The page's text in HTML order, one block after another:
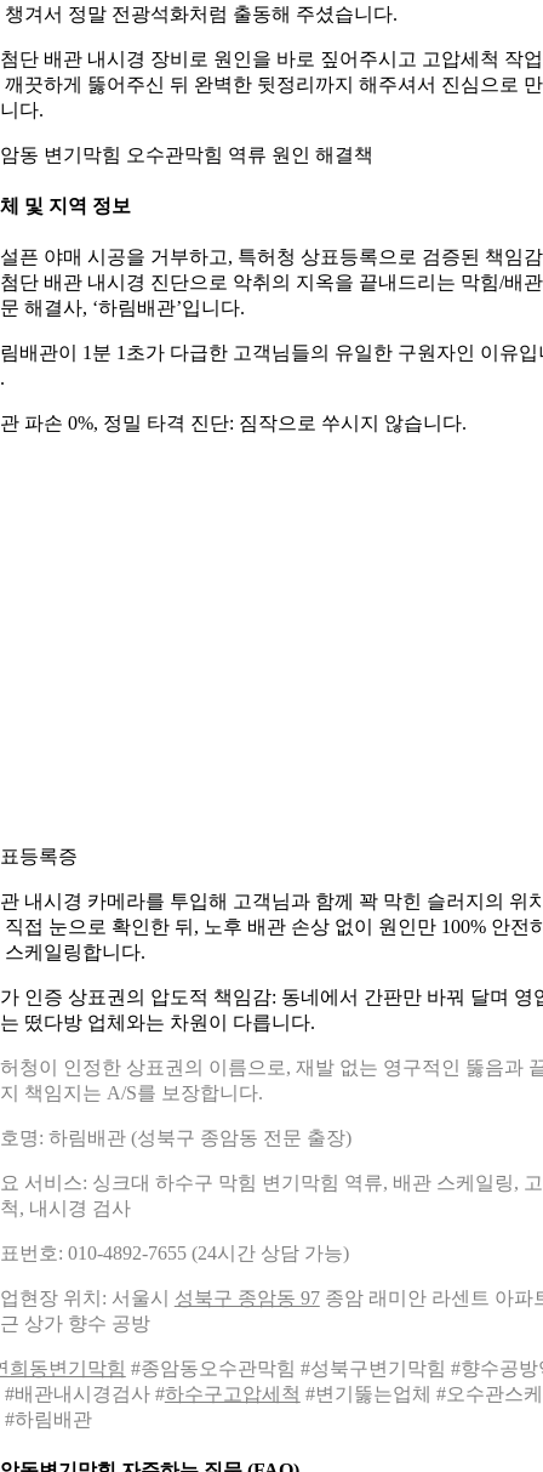
챙겨서 정말 전광석화처럼 출동해 주셨습니다.
단 배관 내시경 장비로 원인을 바로 짚어주시고 고압세척 작
깨끗하게 뚫어주신 뒤 완벽한 뒷정리까지 해주셔서 진심으로
다.
동 변기막힘 오수관막힘 역류 원인 해결책
및 지역 정보
픈 야매 시공을 거부하고, 특허청 상표등록으로 검증된 책임
단 배관 내시경 진단으로 악취의 지옥을 끝내드리는 막힘/배관
해결사, ‘하림배관’입니다.
배관이 1분 1초가 다급한 고객님들의 유일한 구원자인 이유입
파손 0%, 정밀 타격 진단: 짐작으로 쑤시지 않습니다.
등록증
내시경 카메라를 투입해 고객님과 함께 꽉 막힌 슬러지의 위
직접 눈으로 확인한 뒤, 노후 배관 손상 없이 원인만 100% 안전
스케일링합니다.
인증 상표권의 압도적 책임감: 동네에서 간판만 바꿔 달며 영
떴다방 업체와는 차원이 다릅니다.
청이 인정한 상표권의 이름으로, 재발 없는 영구적인 뚫음과
책임지는 A/S를 보장합니다.
명: 하림배관 (성북구 종암동 전문 출장)
서비스: 싱크대 하수구 막힘 변기막힘 역류, 배관 스케일링,
, 내시경 검사
번호: 010-4892-7655 (24시간 상담 가능)
현장 위치: 서울시 성북구 종암동 97종암 래미안 라센트 아파
상가 향수 공방
희동변기막힘 #종암동오수관막힘 #성북구변기막힘 #향수공방
#배관내시경검사 #하수구고압세척 #변기뚫는업체 #오수관스
#하림배관